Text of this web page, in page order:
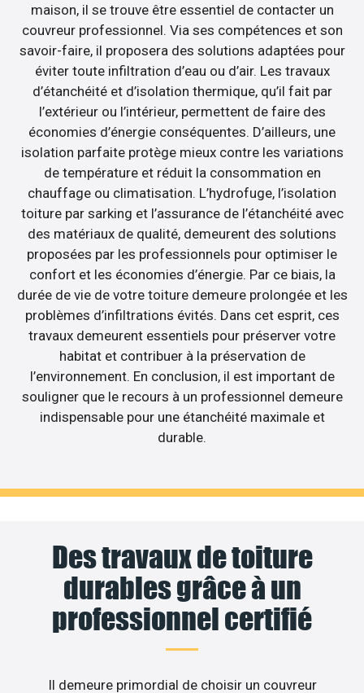
maison, il se trouve être essentiel de contacter un
couvreur professionnel. Via ses compétences et son
savoir-faire, il proposera des solutions adaptées pour
éviter toute infiltration d’eau ou d’air. Les travaux
d’étanchéité et d’isolation thermique, qu’il fait par
l’extérieur ou l’intérieur, permettent de faire des
économies d’énergie conséquentes. D’ailleurs, une
isolation parfaite protège mieux contre les variations
de température et réduit la consommation en
chauffage ou climatisation. L’hydrofuge, l’isolation
toiture par sarking et l’assurance de l’étanchéité avec
des matériaux de qualité, demeurent des solutions
proposées par les professionnels pour optimiser le
confort et les économies d’énergie. Par ce biais, la
durée de vie de votre toiture demeure prolongée et les
problèmes d’infiltrations évités. Dans cet esprit, ces
travaux demeurent essentiels pour préserver votre
habitat et contribuer à la préservation de
l’environnement. En conclusion, il est important de
souligner que le recours à un professionnel demeure
indispensable pour une étanchéité maximale et
durable.
Des travaux de toiture
durables grâce à un
professionnel certifié
Il demeure primordial de choisir un couvreur